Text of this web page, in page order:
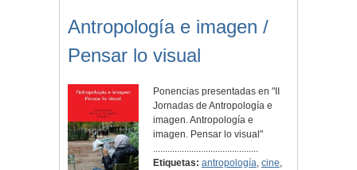
Antropología e imagen /
Pensar lo visual
Ponencias presentadas en "II
Jornadas de Antropología e
imagen. Antropología e
imagen. Pensar lo visual"
............................................
Etiquetas: antropología, cine,